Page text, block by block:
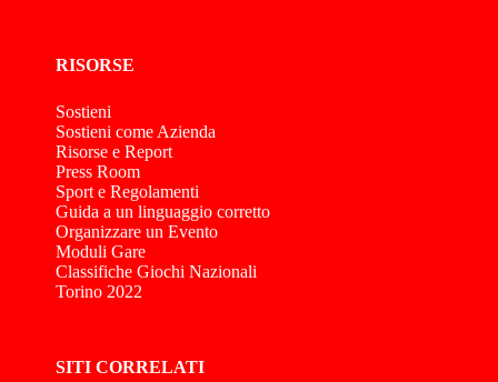
RISORSE
Sostieni
Sostieni come Azienda
Risorse e Report
Press Room
Sport e Regolamenti
Guida a un linguaggio corretto
Organizzare un Evento
Moduli Gare
Classifiche Giochi Nazionali
Torino 2022
SITI CORRELATI